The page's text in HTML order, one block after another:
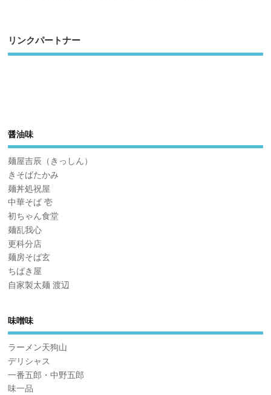
リンクパートナー
醤油味
麺屋吉辰（きっしん）
きそばたかみ
麺丼処祝屋
中華そば 壱
初ちゃん食堂
麺乱我心
更科分店
麺房そば玄
ちばき屋
自家製太麺 渡辺
味噌味
ラーメン天狗山
デリシャス
一番五郎・中野五郎
味一品